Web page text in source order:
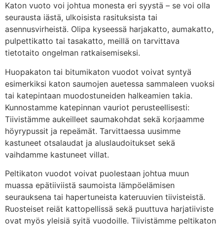
Katon vuoto voi johtua monesta eri syystä – se voi olla
seurausta iästä, ulkoisista rasituksista tai
asennusvirheistä. Olipa kyseessä harjakatto, aumakatto,
pulpettikatto tai tasakatto, meillä on tarvittava
tietotaito ongelman ratkaisemiseksi.
Huopakaton tai bitumikaton vuodot voivat syntyä
esimerkiksi katon saumojen auetessa sammaleen vuoksi
tai katepintaan muodostuneiden halkeamien takia.
Kunnostamme katepinnan vauriot perusteellisesti:
Tiivistämme aukeilleet saumakohdat sekä korjaamme
höyrypussit ja repeämät. Tarvittaessa uusimme
kastuneet otsalaudat ja aluslaudoitukset sekä
vaihdamme kastuneet villat.
Peltikaton vuodot voivat puolestaan johtua muun
muassa epätiiviistä saumoista lämpöelämisen
seurauksena tai hapertuneista kateruuvien tiivisteistä.
Ruosteiset reiät kattopellissä sekä puuttuva harjatiiviste
ovat myös yleisiä syitä vuodoille. Tiivistämme peltikaton